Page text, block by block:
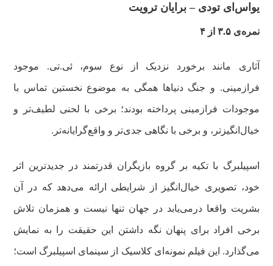
یواس‌ای تودی – برایان ترویت
نمره‌ی ۳.۵ از ۴
آثاری مانند برخورد نزدیک از نوع سوم، ئی.تی. موجود
فرازمینی. و جنگ دنیاها همگی به موضوع نخستین تماس با
موجودات فرازمینی پرداخته بودند؛ برخی با لحنی لطیف‌تر و
خیال‌انگیزتر، و برخی با نگاهی جدی‌تر و واقع‌گرایانه‌تر.
اسپیلبرگ با تکیه بر گروه بازیگران قدرتمند در جدیدترین اثر
خود، تصویری خیال‌انگیز از شرایطی ارائه می‌دهد که در آن
بشریت واقعا درمی‌یابد در جهان تنها نیست و همزمان تلاش
برخی افراد برای پنهان نگه داشتن این حقیقت را به نمایش
می‌گذارد. این فیلم نمونه‌ای کلاسیک از سینمای اسپیلبرگ است؛